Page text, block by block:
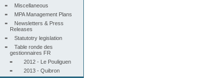
Miscellaneous
MPA Management Plans
Newsletters & Press
Releases
Statutotry legislation
Table ronde des
gestionnaires FR
2012 - Le Pouliguen
2013 - Quibron